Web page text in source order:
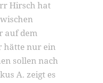
Hirsch hat
auf dem
hätte nur ein
sollen nach
A. zeigt es